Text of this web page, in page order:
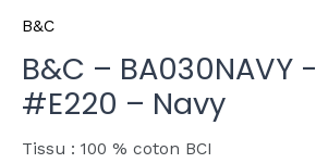
B&C
B&C – BA030NAVY
#E220 – Navy
Tissu : 100 % coton BCI